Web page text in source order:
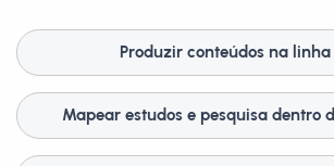
Produzir conteúdos na
Mapear estudos e pesquisa dentro